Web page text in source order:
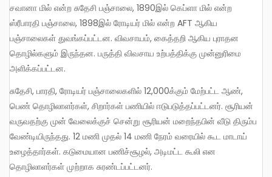
சவானா மில் என்ற சுதேசி பஞ்சாலை, 1890இல் கெப்ளா மில் என்ற
ஸ்ரீபாரதி பஞ்சாலை, 1898இல் ரோடியர் மில் என்ற AFT ஆகிய
பஞ்சாலைகள் துவங்கப்பட்டன. விவசாயம், கைத்தறி ஆகிய புராதன
தொழில்களும் இருந்தன. பருத்தி விவசாய உற்பத்திக்கு முன்னுரிமை
அளிக்கப்பட்டன.
சுதேசி, பாரதி, ரோடியர் பஞ்சாலைகளில் 12,000க்கும் மேற்பட்ட ஆண்,
பெண் தொழிலாளர்கள், சிறார்கள் பணியில் ஈடுபடுத்தப்பட்டனர். சூரியன்
வருவதற்கு முன் வேலைக்குச் சென்று சூரியன் மறைந்தபின் வீடு திரும்ப
வேண்டியிருந்தது. 12 மணி முதல் 14 மணி நேரம் வரையில் கூட மாடாய்
உழைத்தார்கள். கடுமையான பணிச்சூழல், அடிமட்ட கூலி என
தொழிலாளர்கள் முற்றாக சுரண்டப்பட்டனர்.